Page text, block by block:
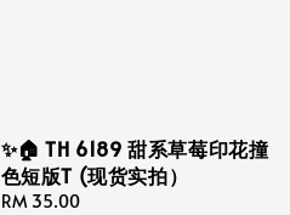
✨🏠 TH 6189 甜系草莓印花撞
色短版T (现货实拍）
Regular
RM 35.00